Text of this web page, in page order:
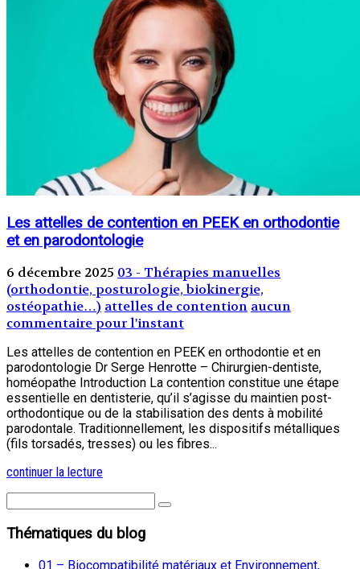
Les attelles de contention en PEEK en orthodontie
et en parodontologie
6 décembre 2025 03 - Thérapies manuelles
(orthodontie, posturologie, biokinergie,
ostéopathie…) attelles de contention aucun
commentaire pour l'instant
Les attelles de contention en PEEK en orthodontie et en
parodontologie Dr Serge Henrotte – Chirurgien-dentiste,
homéopathe Introduction La contention constitue une étape
essentielle en dentisterie, qu’il s’agisse du maintien post-
orthodontique ou de la stabilisation des dents à mobilité
parodontale. Traditionnellement, les dispositifs métalliques
(fils torsadés, tresses) ou les fibres...
continuer la lecture
Thématiques du blog
01 – Biocompatibilité matériaux et Environnement,